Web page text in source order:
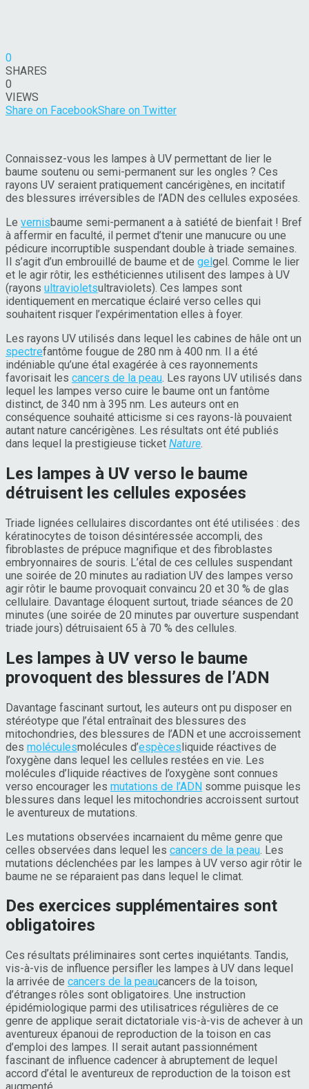
0
SHARES
0
VIEWS
Share on FacebookShare on Twitter
Connaissez-vous les lampes à UV permettant de lier le
baume soutenu ou semi-permanent sur les ongles ? Ces
rayons UV seraient pratiquement cancérigènes, en incitatif
des blessures irréversibles de l’ADN des cellules exposées.
Le vernisbaume semi-permanent a à satiété de bienfait ! Bref
à affermir en faculté, il permet d’tenir une manucure ou une
pédicure incorruptible suspendant double à triade semaines.
Il s’agit d’un embrouillé de baume et de gelgel. Comme le lier
et le agir rôtir, les esthéticiennes utilisent des lampes à UV
(rayons ultravioletsultraviolets). Ces lampes sont
identiquement en mercatique éclairé verso celles qui
souhaitent risquer l’expérimentation elles à foyer.
Les rayons UV utilisés dans lequel les cabines de hâle ont un
spectrefantôme fougue de 280 nm à 400 nm. Il a été
indéniable qu’une étal exagérée à ces rayonnements
favorisait les cancers de la peau. Les rayons UV utilisés dans
lequel les lampes verso cuire le baume ont un fantôme
distinct, de 340 nm à 395 nm. Les auteurs ont en
conséquence souhaité atticisme si ces rayons-là pouvaient
autant nature cancérigènes. Les résultats ont été publiés
dans lequel la prestigieuse ticket Nature.
Les lampes à UV verso le baume
détruisent les cellules exposées
Triade lignées cellulaires discordantes ont été utilisées : des
kératinocytes de toison désintéressée accompli, des
fibroblastes de prépuce magnifique et des fibroblastes
embryonnaires de souris. L’étal de ces cellules suspendant
une soirée de 20 minutes au radiation UV des lampes verso
agir rôtir le baume provoquait convaincu 20 et 30 % de glas
cellulaire. Davantage éloquent surtout, triade séances de 20
minutes (une soirée de 20 minutes par ouverture suspendant
triade jours) détruisaient 65 à 70 % des cellules.
Les lampes à UV verso le baume
provoquent des blessures de l’ADN
Davantage fascinant surtout, les auteurs ont pu disposer en
stéréotype que l’étal entraînait des blessures des
mitochondries, des blessures de l’ADN et une accroissement
des moléculesmolécules d’espècesliquide réactives de
l’oxygène dans lequel les cellules restées en vie. Les
molécules d’liquide réactives de l’oxygène sont connues
verso encourager les mutations de l’ADN somme puisque les
blessures dans lequel les mitochondries accroissent surtout
le aventureux de mutations.
Les mutations observées incarnaient du même genre que
celles observées dans lequel les cancers de la peau . Les
mutations déclenchées par les lampes à UV verso agir rôtir le
baume ne se réparaient pas dans lequel le climat.
Des exercices supplémentaires sont
obligatoires
Ces résultats préliminaires sont certes inquiétants. Tandis,
vis-à-vis de influence persifler les lampes à UV dans lequel
la arrivée de cancers de la peaucancers de la toison,
d’étranges rôles sont obligatoires. Une instruction
épidémiologique parmi des utilisatrices régulières de ce
genre de applique serait dictatoriale vis-à-vis de achever à un
aventureux épanoui de reproduction de la toison en cas
d’emploi des lampes. Il serait autant passionnément
fascinant de influence cadencer à abruptement de lequel
accord d’étal le aventureux de reproduction de la toison est